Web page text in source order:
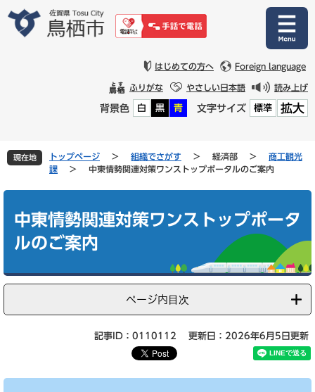
文
はじめての方へ Foreign language
ふりがな やさしい日本語 読み上げ
背景色 白 黒 青 文字サイズ 標準 拡大
現在地 トップページ > 組織でさがす > 経済部 >
商工観光
課
> 中東情勢関連対策ワンストップポータルのご案内
中東情勢関連対策ワンストップポータ
ルのご案内
ページ内目次
記事ID：0110112 更新日：2026年6月5日更新